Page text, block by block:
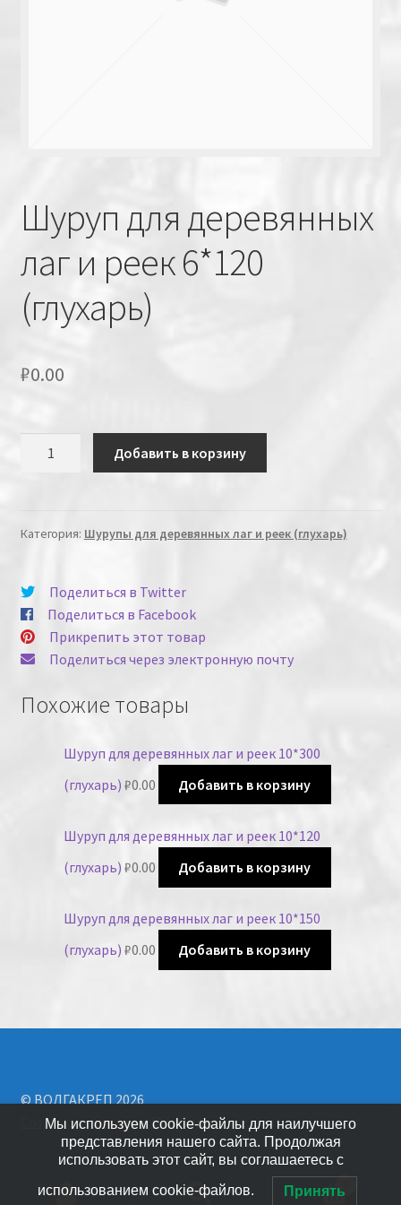
Шуруп для деревянных
лаг и реек 6*120
(глухарь)
₽0.00
Добавить в корзину
Категория: Шурупы для деревянных лаг и реек (глухарь)
Поделиться в Twitter
Поделиться в Facebook
Прикрепить этот товар
Поделиться через электронную почту
Похожие товары
Шуруп для деревянных лаг и реек 10*300
(глухарь) ₽0.00 Добавить в корзину
Шуруп для деревянных лаг и реек 10*120
(глухарь) ₽0.00 Добавить в корзину
Шуруп для деревянных лаг и реек 10*150
(глухарь) ₽0.00 Добавить в корзину
© ВОЛГАКРЕП 2026
Создано с помощью WooCommerce
Мы используем cookie-файлы для наилучшего
представления нашего сайта. Продолжая
использовать этот сайт, вы соглашаетесь с
использованием cookie-файлов. Принять